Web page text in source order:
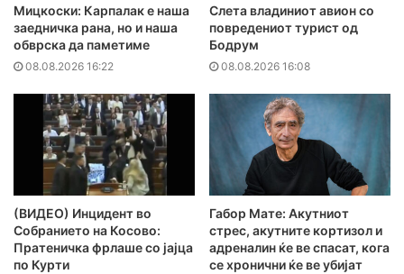
Мицкоски: Карпалак е наша
заедничка рана, но и наша
обврска да паметиме
08.08.2026 16:22
Слета владиниот авион со
повредениот турист од
Бодрум
08.08.2026 16:08
(ВИДЕО) Инцидент во
Собранието на Косово:
Пратеничка фрлаше со јајца
по Курти
Габор Мате: Акутниот
стрес, акутните кортизол и
адреналин ќе ве спасат, кога
се хронични ќе ве убијат